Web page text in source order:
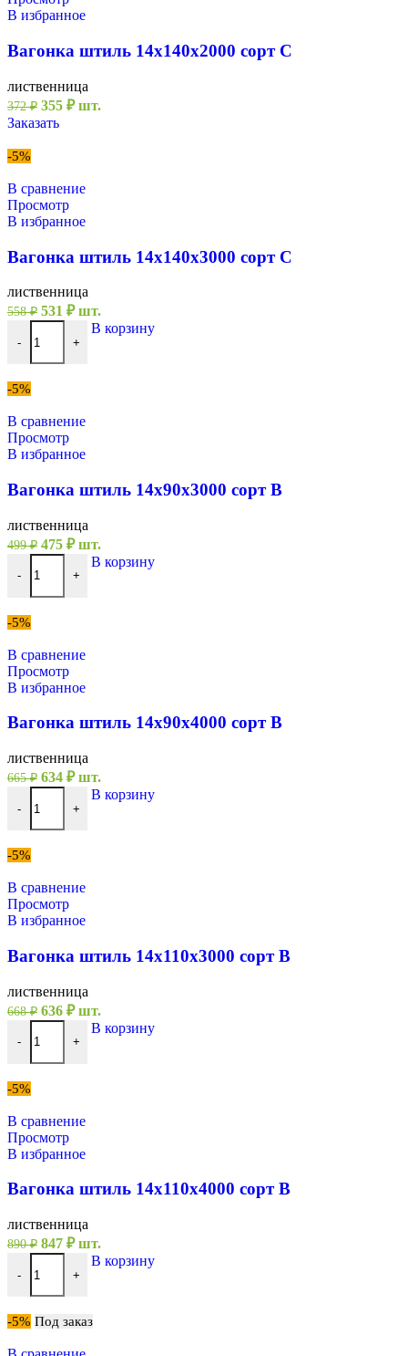
В избранное
Вагонка штиль 14х140х2000 сорт С
лиственница
372₽ Первоначальная
цена
355 ₽Текущая
шт.
Заказать
-5%
В сравнение
Просмотр
В избранное
Вагонка штиль 14х140х3000 сорт С
лиственница
558₽ Первоначальная
цена
составляла
558 ₽.
531 ₽Текущая
цена:
531 ₽.
шт.
-
Количество товара Вагонка штиль 14х140х3000 сорт С
+
В корзину
-5%
В сравнение
Просмотр
В избранное
Вагонка штиль 14х90х3000 сорт В
лиственница
499₽ Первоначальная
цена
составляла
499 ₽.
475 ₽Текущая
цена:
475 ₽.
шт.
-
Количество товара Вагонка штиль 14х90х3000 сорт В
+
В корзину
-5%
В сравнение
Просмотр
В избранное
Вагонка штиль 14х90х4000 сорт В
лиственница
665₽ Первоначальная
цена
составляла
665 ₽.
634 ₽Текущая
цена:
634 ₽.
шт.
-
Количество товара Вагонка штиль 14х90х4000 сорт В
+
В корзину
-5%
В сравнение
Просмотр
В избранное
Вагонка штиль 14х110х3000 сорт В
лиственница
668₽ Первоначальная
цена
составляла
668 ₽.
636 ₽Текущая
цена:
636 ₽.
шт.
-
Количество товара Вагонка штиль 14х110х3000 сорт В
+
В корзину
-5%
В сравнение
Просмотр
В избранное
Вагонка штиль 14х110х4000 сорт В
лиственница
890₽ Первоначальная
цена
составляла
890 ₽.
847 ₽Текущая
цена:
847 ₽.
шт.
-
Количество товара Вагонка штиль 14х110х4000 сорт В
+
В корзину
-5% Под заказ